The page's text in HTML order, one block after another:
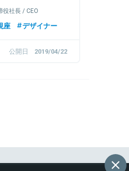
役社長 / CEO
座 デザイナー
公開日 2019/04/22